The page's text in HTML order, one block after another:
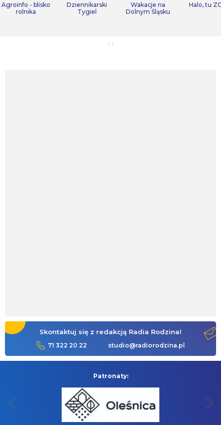
Agroinfo - blisko
rolnika
Dziennikarski
Tygiel
Wakacje na
Dolnym Śląsku
Halo, tu
Skontaktuj się z redakcją Radia Rodzina!
71 322 20 22 studio@radiorodzina.pl
Patronaty: